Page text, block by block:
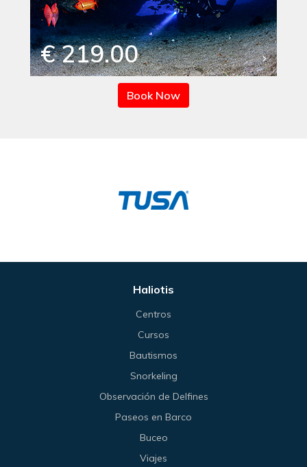
€ 219.00
Book Now
Haliotis
Centros
Cursos
Bautismos
Snorkeling
Observación de Delfines
Paseos en Barco
Buceo
Viajes